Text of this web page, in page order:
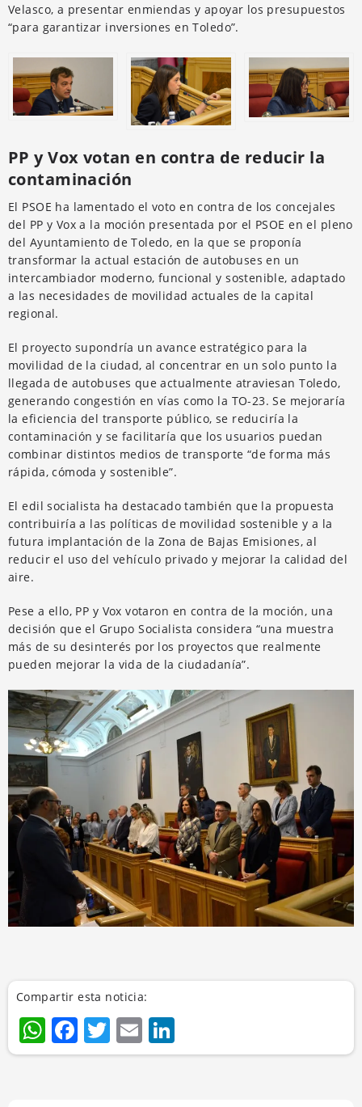
Velasco, a presentar enmiendas y apoyar los presupuestos
“para garantizar inversiones en Toledo”.
PP y Vox votan en contra de reducir la
contaminación
El PSOE ha lamentado el voto en contra de los concejales
del PP y Vox a la moción presentada por el PSOE en el pleno
del Ayuntamiento de Toledo, en la que se proponía
transformar la actual estación de autobuses en un
intercambiador moderno, funcional y sostenible, adaptado
a las necesidades de movilidad actuales de la capital
regional.
El proyecto supondría un avance estratégico para la
movilidad de la ciudad, al concentrar en un solo punto la
llegada de autobuses que actualmente atraviesan Toledo,
generando congestión en vías como la TO-23. Se mejoraría
la eficiencia del transporte público, se reduciría la
contaminación y se facilitaría que los usuarios puedan
combinar distintos medios de transporte “de forma más
rápida, cómoda y sostenible”.
El edil socialista ha destacado también que la propuesta
contribuiría a las políticas de movilidad sostenible y a la
futura implantación de la Zona de Bajas Emisiones, al
reducir el uso del vehículo privado y mejorar la calidad del
aire.
Pese a ello, PP y Vox votaron en contra de la moción, una
decisión que el Grupo Socialista considera “una muestra
más de su desinterés por los proyectos que realmente
pueden mejorar la vida de la ciudadanía”.
Compartir esta noticia:
WhatsApp
Facebook
Twitter
Email